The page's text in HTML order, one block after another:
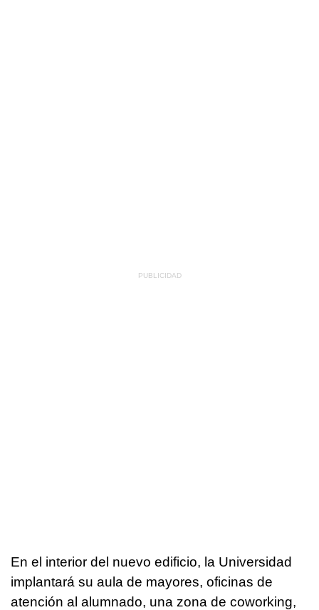
En el interior del nuevo edificio, la Universidad
implantará su aula de mayores, oficinas de
atención al alumnado, una zona de coworking,